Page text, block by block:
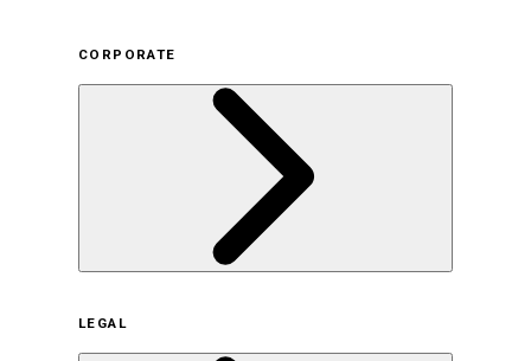
CORPORATE
サステナビリティの取り組み（日本）
LEGAL